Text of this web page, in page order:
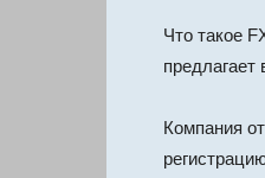
Что такое
Компания